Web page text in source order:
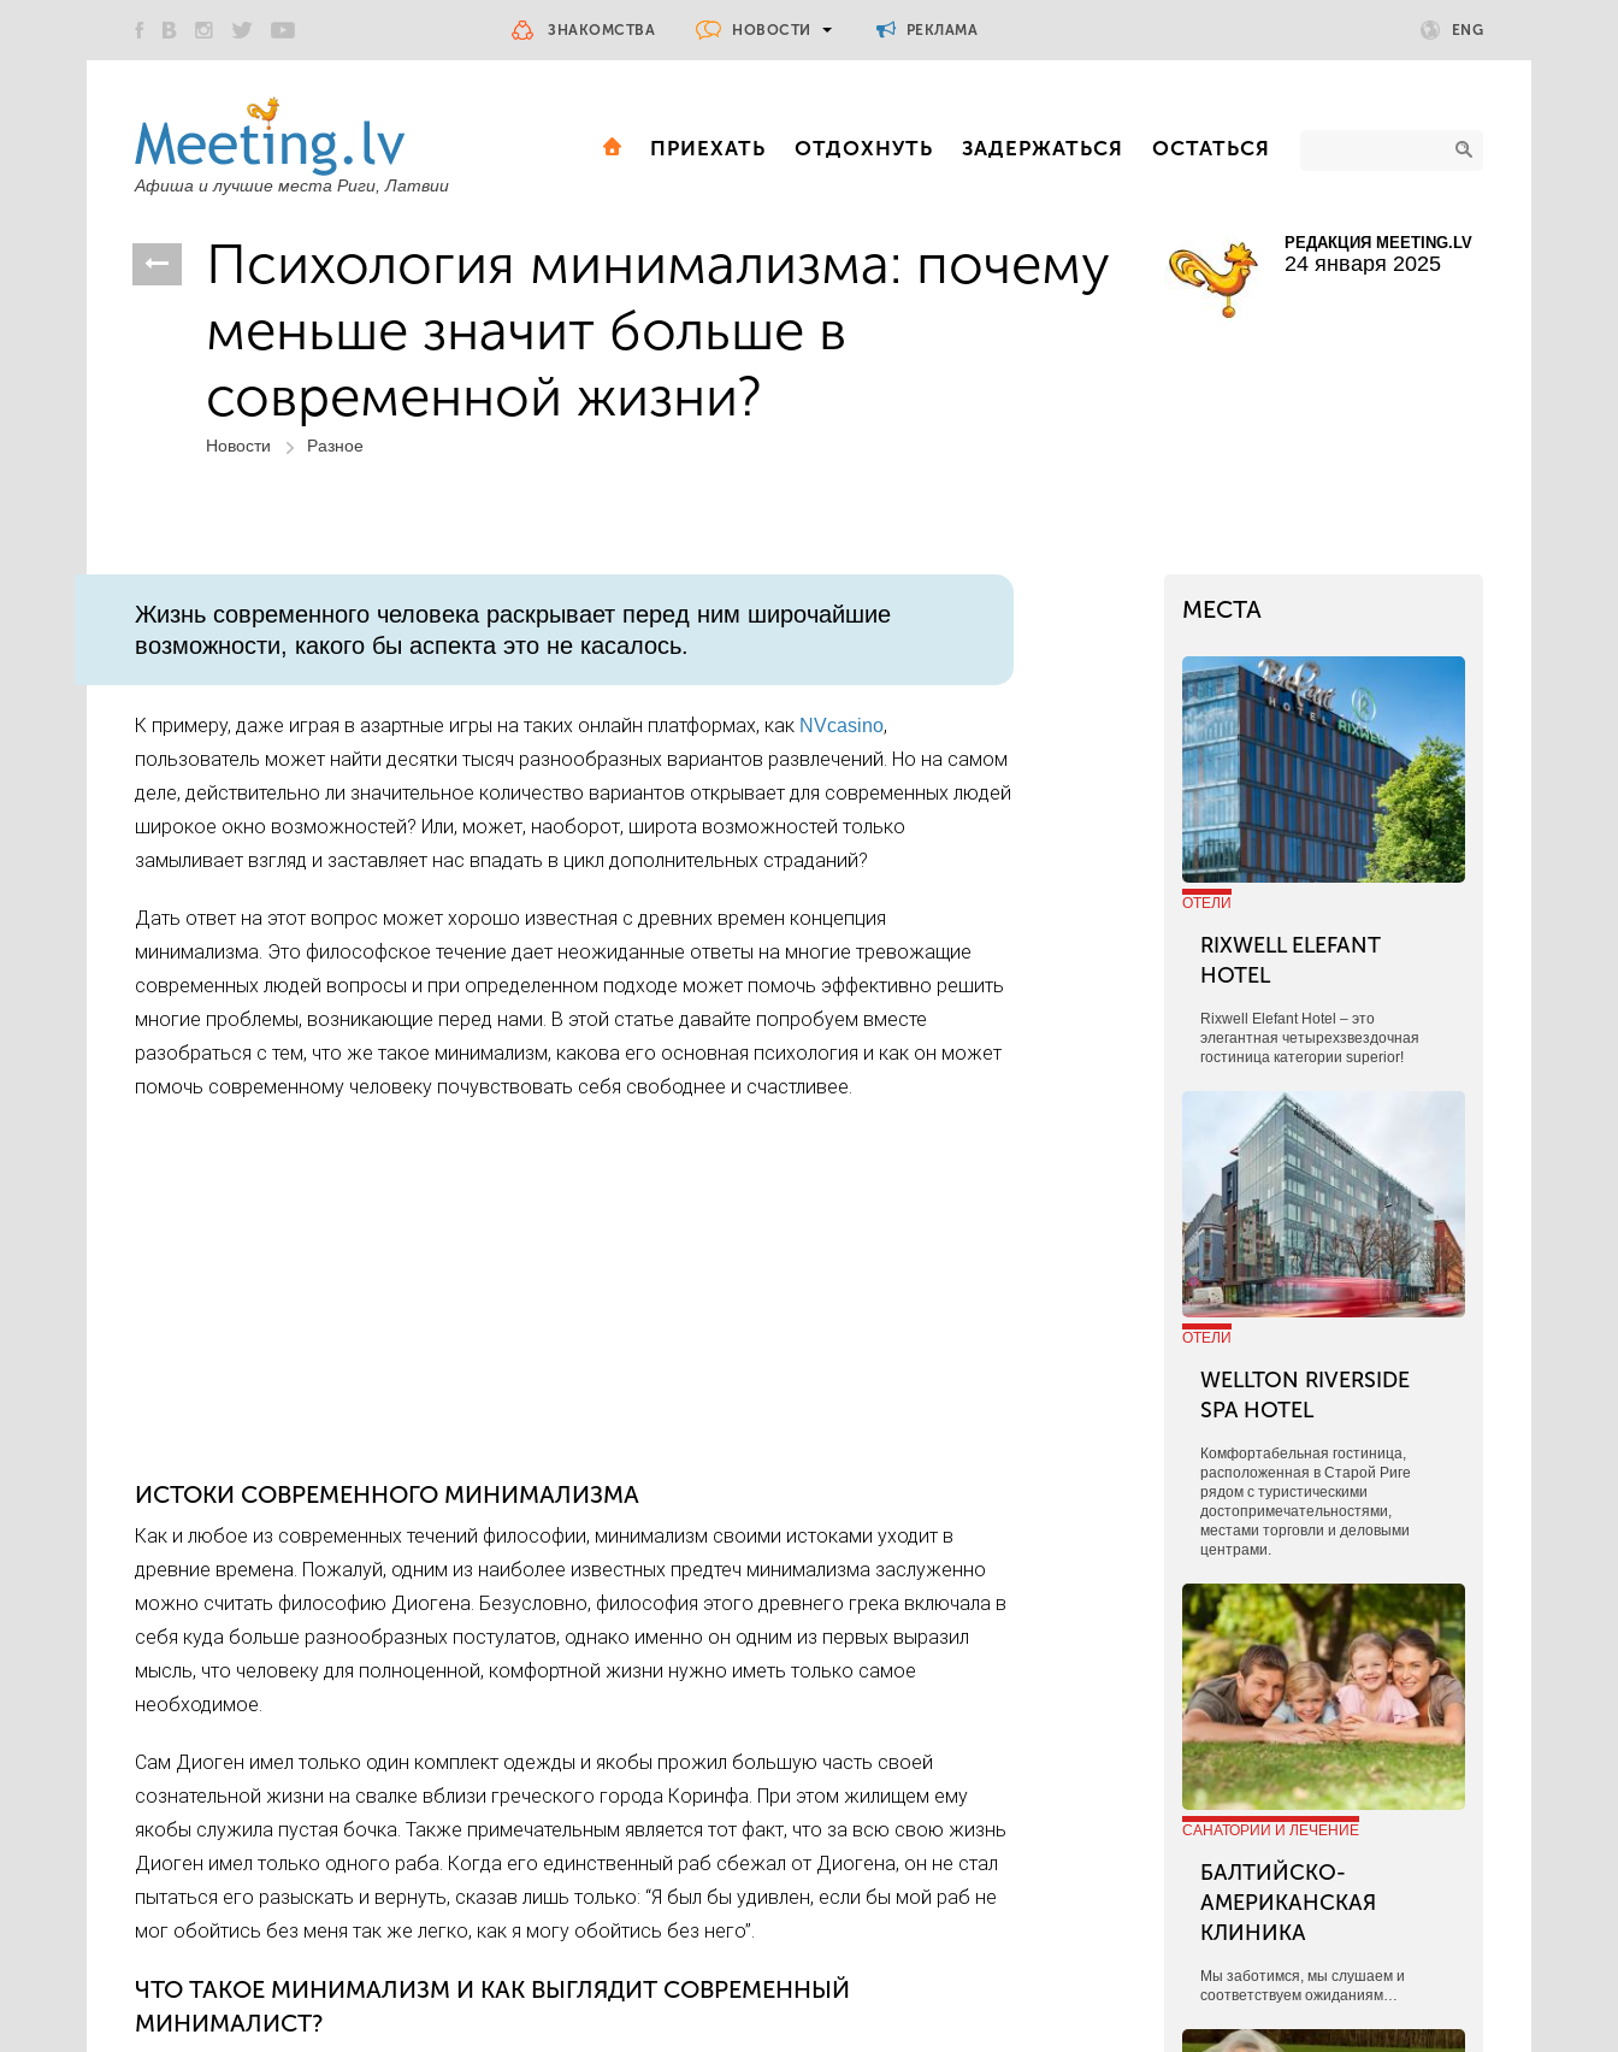
ЗНАКОМСТВА НОВОСТИ РЕКЛАМА ENG
Афиша и лучшие места Риги, Латвии
ПРИЕХАТЬ ОТДОХНУТЬ ЗАДЕРЖАТЬСЯ ОСТАТЬСЯ
Психология минимализма: почему
меньше значит больше в
современной жизни?
Новости Разное
РЕДАКЦИЯ MEETING.LV
24 января 2025
Жизнь современного человека раскрывает перед ним широчайшие
возможности, какого бы аспекта это не касалось.
К примеру, даже играя в азартные игры на таких онлайн платформах, как NVcasino,
пользователь может найти десятки тысяч разнообразных вариантов развлечений. Но на самом
деле, действительно ли значительное количество вариантов открывает для современных людей
широкое окно возможностей? Или, может, наоборот, широта возможностей только
замыливает взгляд и заставляет нас впадать в цикл дополнительных страданий?
Дать ответ на этот вопрос может хорошо известная с древних времен концепция
минимализма. Это философское течение дает неожиданные ответы на многие тревожащие
современных людей вопросы и при определенном подходе может помочь эффективно решить
многие проблемы, возникающие перед нами. В этой статье давайте попробуем вместе
разобраться с тем, что же такое минимализм, какова его основная психология и как он может
помочь современному человеку почувствовать себя свободнее и счастливее.
ИСТОКИ СОВРЕМЕННОГО МИНИМАЛИЗМА
Как и любое из современных течений философии, минимализм своими истоками уходит в
древние времена. Пожалуй, одним из наиболее известных предтеч минимализма заслуженно
можно считать философию Диогена. Безусловно, философия этого древнего грека включала в
себя куда больше разнообразных постулатов, однако именно он одним из первых выразил
мысль, что человеку для полноценной, комфортной жизни нужно иметь только самое
необходимое.
Сам Диоген имел только один комплект одежды и якобы прожил большую часть своей
сознательной жизни на свалке вблизи греческого города Коринфа. При этом жилищем ему
якобы служила пустая бочка. Также примечательным является тот факт, что за всю свою жизнь
Диоген имел только одного раба. Когда его единственный раб сбежал от Диогена, он не стал
пытаться его разыскать и вернуть, сказав лишь только: “Я был бы удивлен, если бы мой раб не
мог обойтись без меня так же легко, как я могу обойтись без него”.
ЧТО ТАКОЕ МИНИМАЛИЗМ И КАК ВЫГЛЯДИТ СОВРЕМЕННЫЙ
МИНИМАЛИСТ?
МЕСТА
ОТЕЛИ
RIXWELL ELEFANT
HOTEL
Rixwell Elefant Hotel ‒ это
элегантная четырехзвездочная
гостиница категории superior!
ОТЕЛИ
WELLTON RIVERSIDE
SPA HOTEL
Комфортабельная гостиница,
расположенная в Старой Риге
рядом с туристическими
достопримечательностями,
местами торговли и деловыми
центрами.
САНАТОРИИ И ЛЕЧЕНИЕ
БАЛТИЙСКО-
АМЕРИКАНСКАЯ
КЛИНИКА
​Мы заботимся, мы слушаем и
соответствуем ожиданиям…